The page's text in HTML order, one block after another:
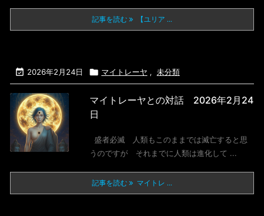
記事を読む 【ユリア ...
 2026年2月24日  マイトレーヤ , 未分類
マイトレーヤとの対話 2026年2月24
日
盛者必滅 人類もこのままでは滅亡すると思
うのですが それまでに人類は進化して ...
記事を読む マイトレ ...